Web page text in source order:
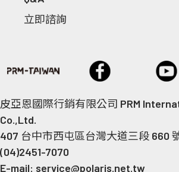
立即諮詢
皮亞恩國際行銷有限公司 PRM
Co.,Ltd.
407 台中市西屯區台灣大道三段 660
(04)2451-7070
E-mail: service@polaris.net.tw